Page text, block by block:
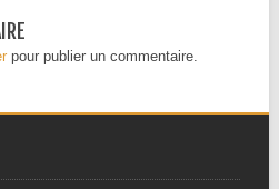
pour publier un commentaire.